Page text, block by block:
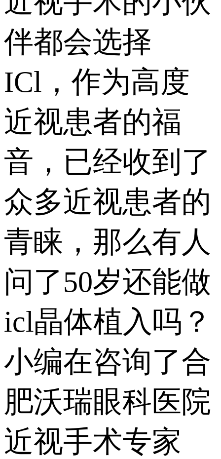
伴都会选择
ICl，作为高度
近视患者的福
音，已经收到了
众多近视患者的
青睐，那么有人
问了50岁还能做
icl晶体植入吗？
小编在咨询了合
肥沃瑞眼科医院
近视手术专家